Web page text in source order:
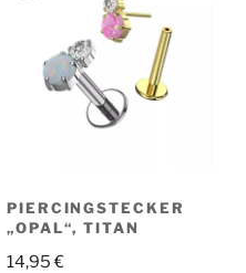
PIERCINGSTECKER
„OPAL“, TITAN
14,95€